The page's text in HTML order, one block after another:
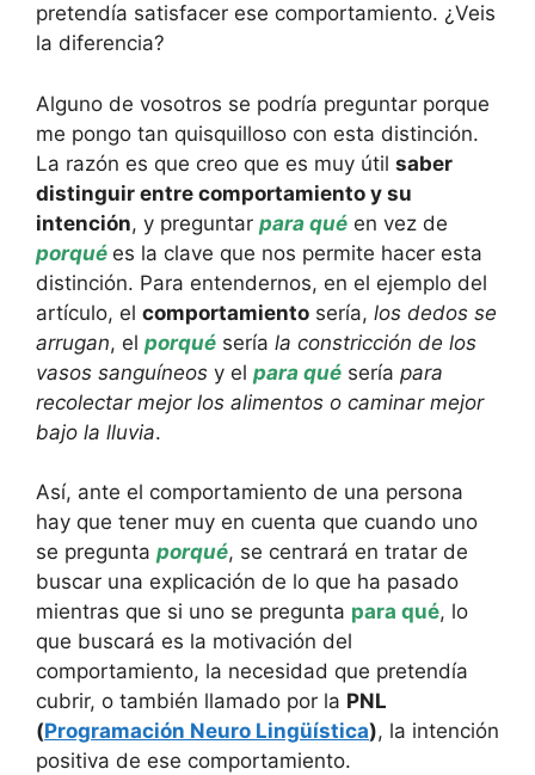
pretendía satisfacer ese comportamiento. ¿Veis
la diferencia?
Alguno de vosotros se podría preguntar porque
me pongo tan quisquilloso con esta distinción.
La razón es que creo que es muy útil saber
distinguir entre comportamiento y su
intención, y preguntar para qué en vez de
porqué es la clave que nos permite hacer esta
distinción. Para entendernos, en el ejemplo del
artículo, el comportamiento sería, los dedos se
arrugan, el porqué sería la constricción de los
vasos sanguíneos y el para qué sería para
recolectar mejor los alimentos o caminar mejor
bajo la lluvia.
Así, ante el comportamiento de una persona
hay que tener muy en cuenta que cuando uno
se pregunta porqué, se centrará en tratar de
buscar una explicación de lo que ha pasado
mientras que si uno se pregunta para qué, lo
que buscará es la motivación del
comportamiento, la necesidad que pretendía
cubrir, o también llamado por la PNL
(Programación Neuro Lingüística), la intención
positiva de ese comportamiento.